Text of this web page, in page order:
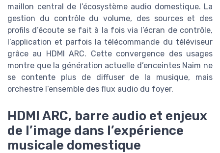
maillon central de l’écosystème audio domestique. La
gestion du contrôle du volume, des sources et des
profils d’écoute se fait à la fois via l’écran de contrôle,
l’application et parfois la télécommande du téléviseur
grâce au HDMI ARC. Cette convergence des usages
montre que la génération actuelle d’enceintes Naim ne
se contente plus de diffuser de la musique, mais
orchestre l’ensemble des flux audio du foyer.
HDMI ARC, barre audio et enjeux
de l’image dans l’expérience
musicale domestique